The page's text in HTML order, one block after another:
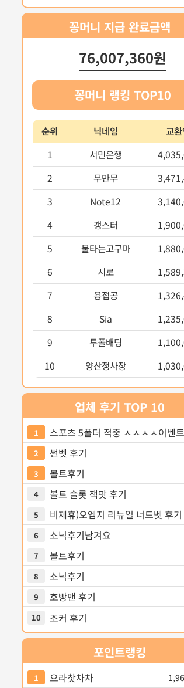
꽁머니 지급 완료금액
76,007,360원
꽁머니 랭킹 TOP10
순위 닉네임
교
1
서민은행
2
무만무
3
Note12
4
갱스터
5
불타는고구마
6
시로
7
용접공
8
Sia
9
투폴배팅
10
양산정사장
업체 후기 TOP 10
1 스포츠 5폴더 적중 ㅅㅅㅅㅅ이벤트
2 썬벳 후기
3 볼트후기
4 볼트 슬롯 잭팟 후기
5 비제휴)오엠지 리뉴얼 너드벳 후기
6 소닉후기남겨요
7 볼트후기
8 소닉후기
9 호빵맨 후기
10 조커 후기
포인트랭킹
1 으라찻차차